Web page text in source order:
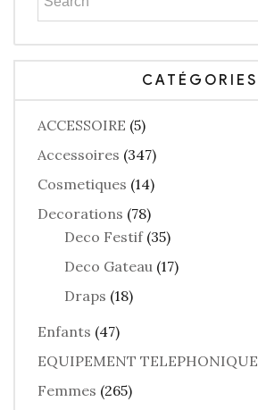
CATÉGORIES
ACCESSOIRE (5)
Accessoires (347)
Cosmetiques (14)
Decorations (78)
Deco Festif (35)
Deco Gateau (17)
Draps (18)
Enfants (47)
EQUIPEMENT TELEPHONIQUE
Femmes (265)